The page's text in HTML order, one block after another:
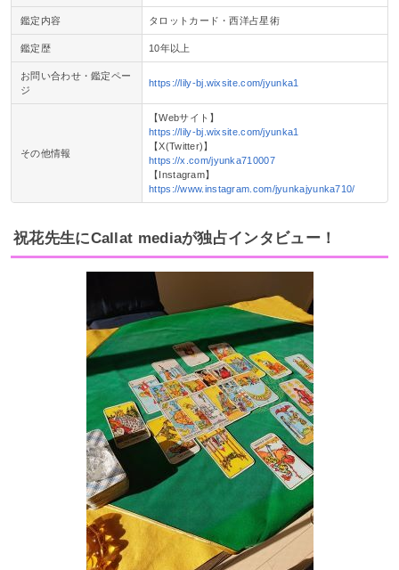
鑑定内容 タロットカード・西洋占星術
鑑定歴 10年以上
お問い合わせ・鑑定ペー
ジ
https://lily-bj.wixsite.com/jyunka1
その他情報
【Webサイト】
https://lily-bj.wixsite.com/jyunka1
【X(Twitter)】
https://x.com/jyunka710007
【Instagram】
https://www.instagram.com/jyunkajyunka710/
祝花先生にCallat mediaが独占インタビュー！